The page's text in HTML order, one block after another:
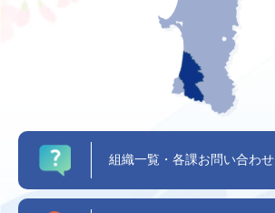
組織一覧・各課お問い合わ